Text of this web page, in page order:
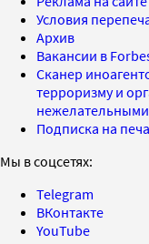
Условия
Архив
Вакансии в
Сканер
терроризму и
нежелательными
Подписка на
Мы в соцсетях:
Telegram
ВКонтакте
YouTube